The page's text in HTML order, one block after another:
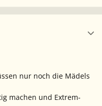
nur noch die Mädels
machen und Extrem-